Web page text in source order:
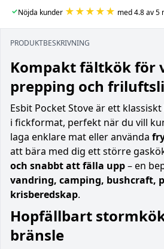
✓Nöjda kunder ★★★★★ med 4.8 av 5
PRODUKTBESKRIVNING
Kompakt fältkök för
prepping och
Esbit Pocket Stove är ett klassiskt
i fickformat, perfekt när du vill
laga enklare mat eller använda
att bära med dig ett större
och snabbt att fälla upp– en
vandring, camping, bushcraft,
krisberedskap.
Hopfällbart
bränsle